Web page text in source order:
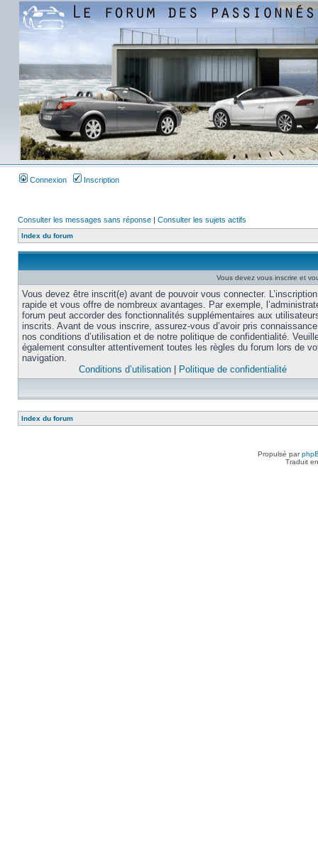
Connexion Inscription
Consulter les messages sans réponse | Consulter les sujets actifs
Index du forum
Vous devez vous inscrire et
Vous devez être inscrit(e) avant de pouvoir vous connecter.
rapide et vous offre de nombreux avantages. Par exemple,
forum peut accorder des fonctionnalités supplémentaires aux
inscrits. Avant de vous inscrire, assurez-vous d’avoir pris
nos conditions d’utilisation et de notre politique de confidentialité.
également consulter attentivement toutes les règles du forum lors de
navigation.
Conditions d’utilisation
Politique de confidentialité
Index du forum
Propulsé par
Traduit